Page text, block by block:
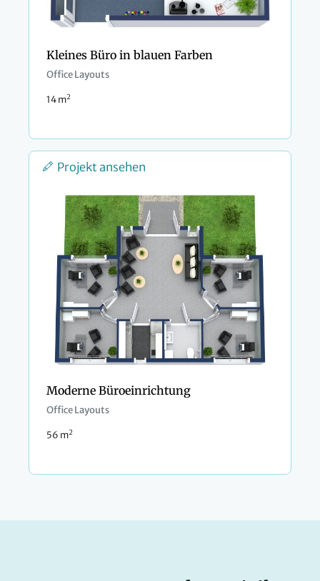
Kleines Büro in blauen Farben
Office Layouts
14 m2
Projekt ansehen
Moderne Büroeinrichtung
Office Layouts
56 m2